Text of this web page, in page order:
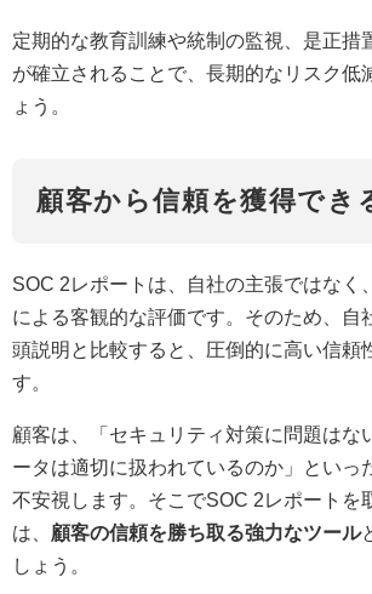
定期的な教育訓練や統制の監視、是正措
が確立されることで、長期的なリスク低
ょう。
顧客から信頼を獲得でき
SOC 2レポートは、自社の主張ではなく
による客観的な評価です。そのため、自
頭説明と比較すると、圧倒的に高い信頼
す。
顧客は、「セキュリティ対策に問題はな
ータは適切に扱われているのか」といっ
不安視します。そこでSOC 2レポートを
は、 顧客の信頼を勝ち取る強力なツール
しょう。